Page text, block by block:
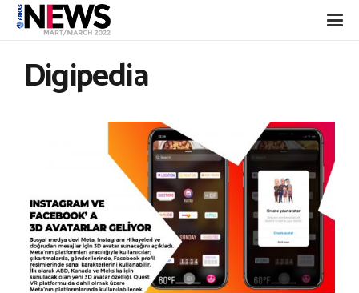
Digipedia